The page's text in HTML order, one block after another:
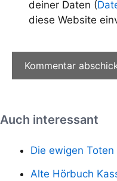
deiner Daten (
diese Website
Auch interessant
Die ewigen
Alte Hörbuch